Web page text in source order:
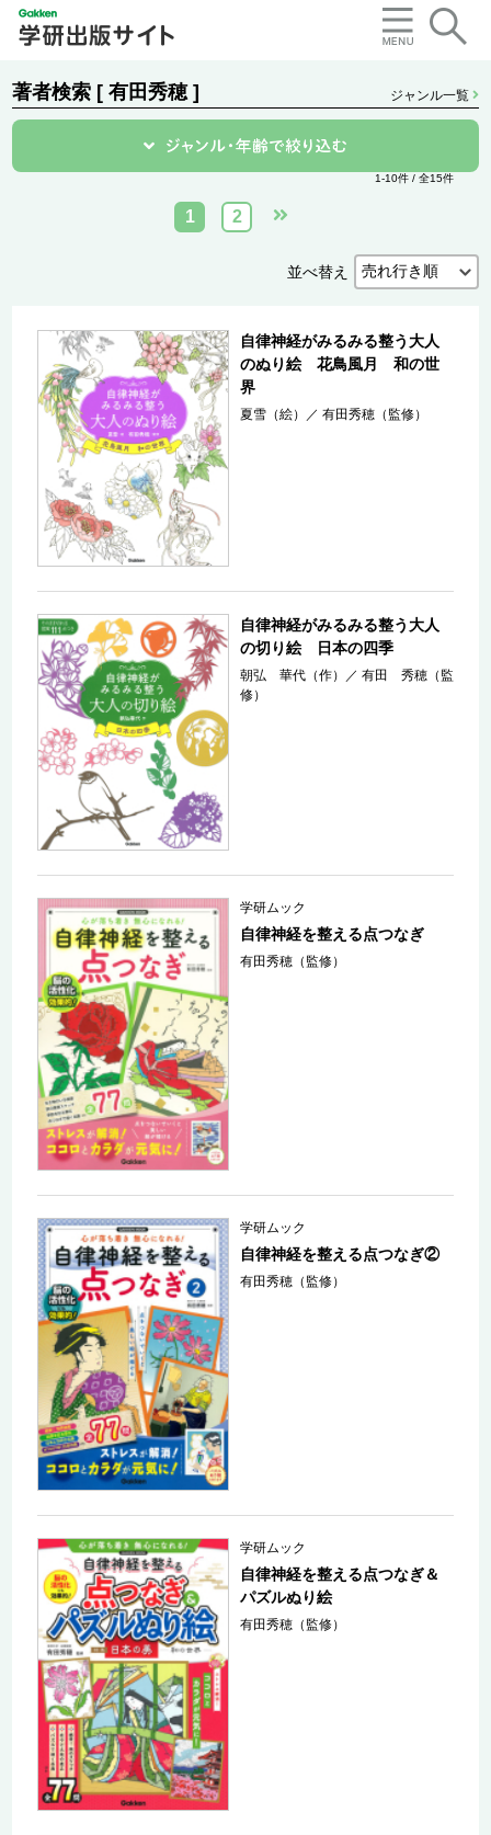
著者検索 [ 有田秀穂 ] ジャンル一覧
1-10件 / 全15件
1 2
並べ替え
自律神経がみるみる整う大人
のぬり絵 花鳥風月 和の世
界
夏雪（絵） ／有田秀穂（監修）
自律神経がみるみる整う大人
の切り絵 日本の四季
朝弘 華代（作） ／有田 秀穂（監
修）
学研ムック
自律神経を整える点つなぎ
有田秀穂（監修）
学研ムック
自律神経を整える点つなぎ②
有田秀穂（監修）
学研ムック
自律神経を整える点つなぎ＆
パズルぬり絵
有田秀穂（監修）